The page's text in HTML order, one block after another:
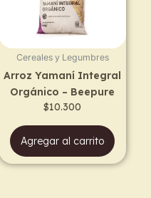
Cereales y Legumbres
Arroz Yamaní Integral
Orgánico – Beepure
$10.300
Agregar al carrito